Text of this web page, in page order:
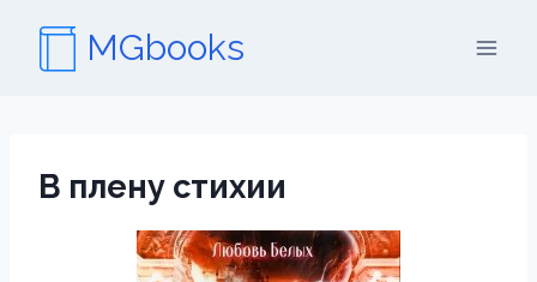
содержимому
MGbooks
В плену стихии